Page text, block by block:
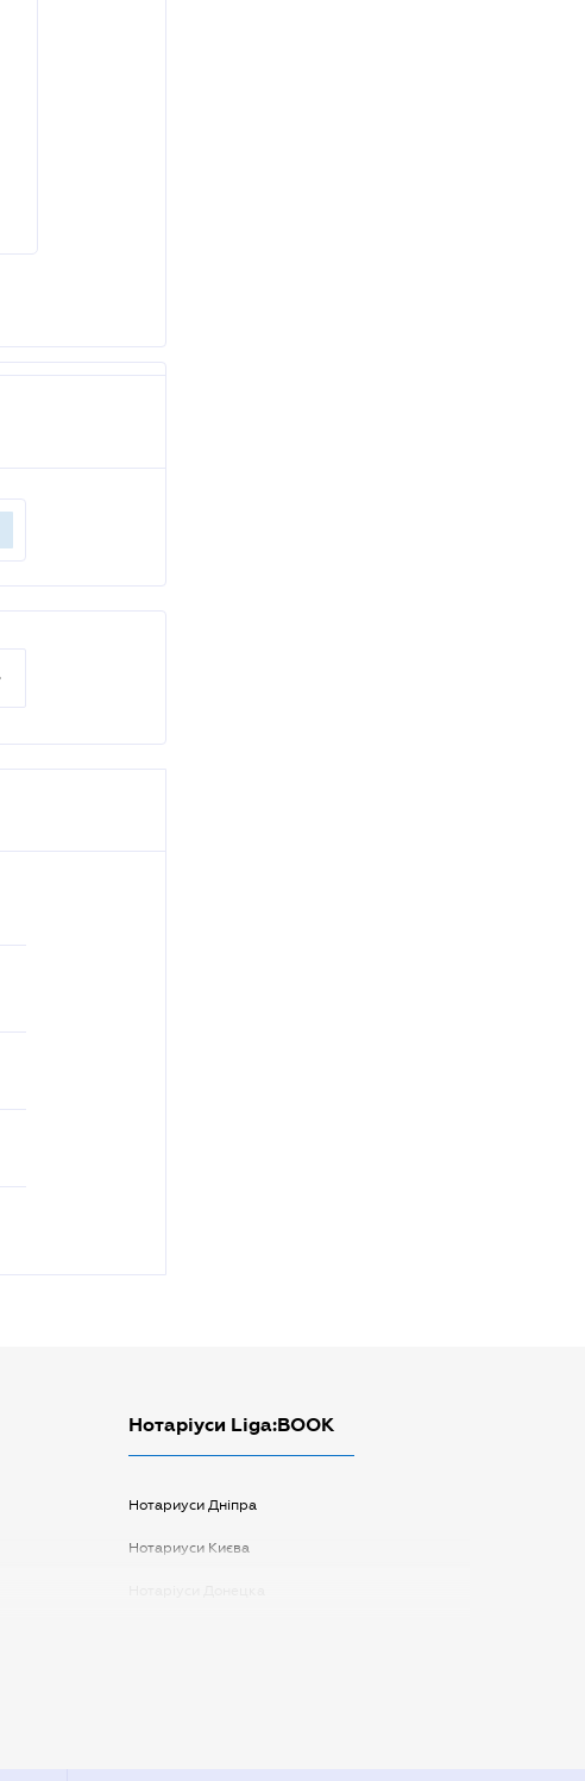
Нотаріуси Liga:BOOK
Нотариуси Дніпра
Нотариуси Києва